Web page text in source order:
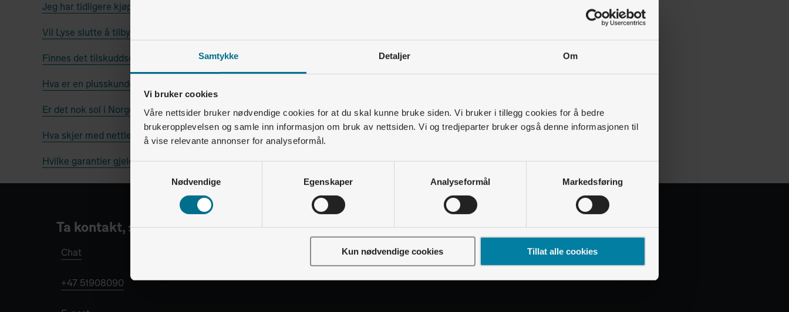
Samtykke Detaljer Om
Vi bruker cookies
Våre nettsider bruker nødvendige cookies for at du skal kunne bruke siden. Vi bruker i tillegg cookies for å bedre
brukeropplevelsen og samle inn informasjon om bruk av nettsiden. Vi og tredjeparter bruker også denne informasjonen til
å vise relevante annonser for analyseformål.
Samtykkevalg
Nødvendige
Egenskaper Analyseformål Markedsføring
Kun nødvendige cookies Tillat alle cookies
Jeg har tidligere kjøpt solcelleanlegg av Lyse. Hva nå?
Vil Lyse slutte å tilby Pluss-avtaler?
Finnes det tilskuddsordninger for solceller?
Hva er en plusskunde?
Er det nok sol i Norge til at solceller har effekt?
Hva skjer med nettleien når jeg er plusskunde?
Hvilke garantier gjelder for solcelleanlegg
Ta kontakt, så hjelper vi deg.
Chat
+47 51908090